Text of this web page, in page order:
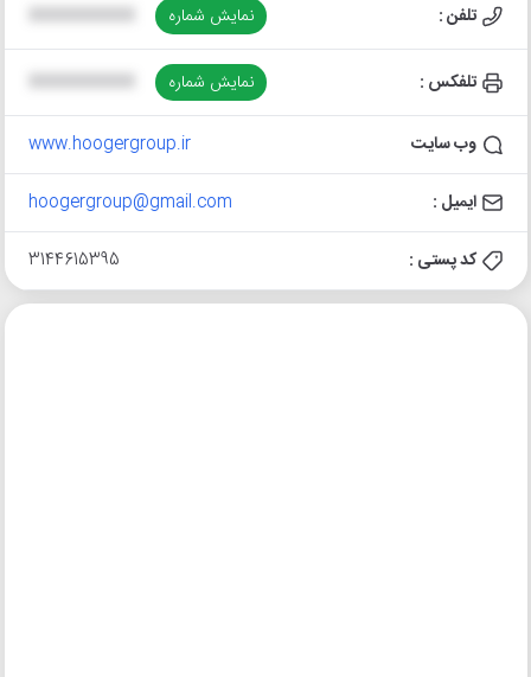
تلفن : نمایش شماره
تلفکس : نمایش شماره
وب سایت www.hoogergroup.ir
ایمیل : hoogergroup@gmail.com
کد پستی : 3144615395